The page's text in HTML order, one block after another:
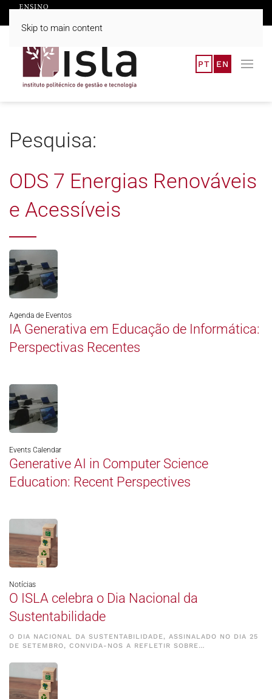
Skip to main content
PT EN
Pesquisa:
ODS 7 Energias Renováveis
e Acessíveis
Agenda de Eventos
IA Generativa em Educação de Informática:
Perspectivas Recentes
Events Calendar
Generative AI in Computer Science
Education: Recent Perspectives
Notícias
O ISLA celebra o Dia Nacional da
Sustentabilidade
O DIA NACIONAL DA SUSTENTABILIDADE, ASSINALADO NO DIA 25
DE SETEMBRO, CONVIDA-NOS A REFLETIR SOBRE…